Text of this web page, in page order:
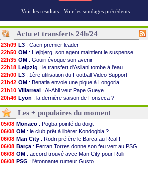
Voir les resultats - Voir les sondages précédents
Actu et transferts 24h/24
23h09 L3 : Caen premier leader
22h50 OM : Højbjerg, son agent maintient le suspense
22h35 OM : Gouiri évoque son avenir
22h18 Leipzig : le transfert d'Asllani tombe à l'eau
22h00 L3 : 1ère utilisation du Football Video Support
21h42 OM : Benatia envoie une pique à Longoria
21h10 Villarreal : Al-Ahli veut Pape Gueye
20h46 Lyon : la dernière saison de Fonseca ?
20h30 OM: un nouveau prétendant pour Højbjerg
20h01
Brest: un gardien norvégien en approche ?
19h18 OM: McCourt a versé 120 M€ en 2026
19h09
PSG: 4 retours dans le groupe face à Man Utd ...
18h48
Nice: Kevin Carlos va partir en Italie
18h37
L1: prison avec sursis requis contre un arbitre
18h29
Leganés: c'est signé pour Luca Zidane (off.)
17h58
Atletico: Ruggeri en route pour Aston Villa
17h46
Monaco: Filipe Luis soutient Biereth
Les + populaires du moment
05/08 Monaco : Pogba pointé du doigt
06/08 OM : le club prêt à libérer Kondogbia ?
06/08 Man City : Rodri préfère le Barça au Real !
06/08 Barça : Ferran Torres donne son feu vert au PSG
06/08 OM : accord trouvé avec Man City pour Rulli
06/08 PSG : l'étonnante rumeur Gusto